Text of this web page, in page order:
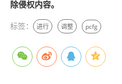
除侵权内容。
标签： 进行 调整 pcfg